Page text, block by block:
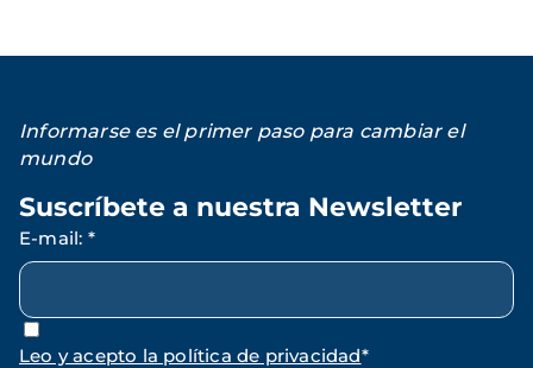
Informarse es el primer paso para cambiar el
mundo
Suscríbete a nuestra Newsletter
E-mail: *
Leo y acepto la política de privacidad*